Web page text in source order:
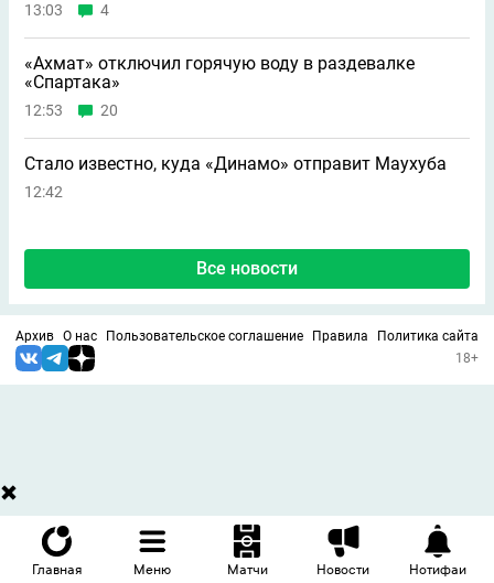
Главная Меню Матчи Новости Нотифаи
13:03 4
«Ахмат» отключил горячую воду в раздевалке
«Спартака»
12:53 20
Стало известно, куда «Динамо» отправит Маухуба
12:42
Все новости
Архив О нас Пользовательское соглашение Правила
Политика сайта
18+